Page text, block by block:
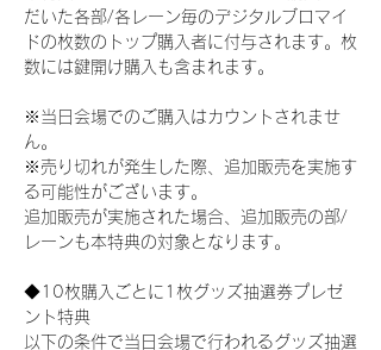
だいた各部/各レーン毎のデジタルブロマイ
ドの枚数のトップ購入者に付与されます。枚
数には鍵開け購入も含まれます。
※当日会場でのご購入はカウントされませ
ん。
※売り切れが発生した際、追加販売を実施す
る可能性がございます。
追加販売が実施された場合、追加販売の部/
レーンも本特典の対象となります。
◆10枚購入ごとに1枚グッズ抽選券プレゼ
ント特典
以下の条件で当日会場で行われるグッズ抽選